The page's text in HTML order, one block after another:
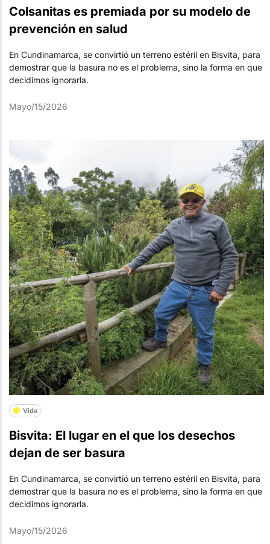
Colsanitas es premiada por su modelo de
prevención en salud
En Cundinamarca, se convirtió un terreno estéril en Bisvita, para
demostrar que la basura no es el problema, sino la forma en que
decidimos ignorarla.
Mayo/15/2026
Vida
Bisvita: El lugar en el que los desechos
dejan de ser basura
En Cundinamarca, se convirtió un terreno estéril en Bisvita, para
demostrar que la basura no es el problema, sino la forma en que
decidimos ignorarla.
Mayo/15/2026